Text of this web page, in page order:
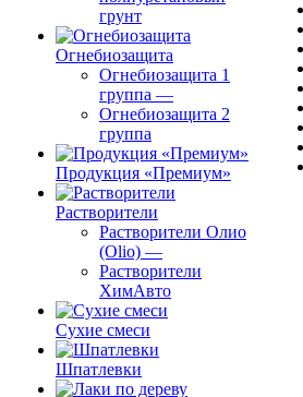
грунт
Огнебиозащита
Огнебиозащита 1
группа —
Огнебиозащита 2
группа
Продукция «Премиум»
Растворители
Растворители Олио
(Olio) —
Растворители
ХимАвто
Сухие смеси
Шпатлевки